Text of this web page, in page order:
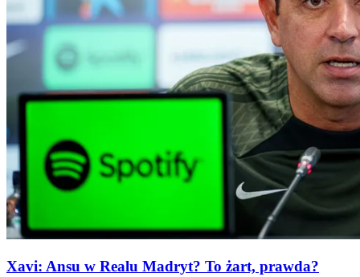
Xavi: Ansu w Realu Madryt? To żart, prawda?